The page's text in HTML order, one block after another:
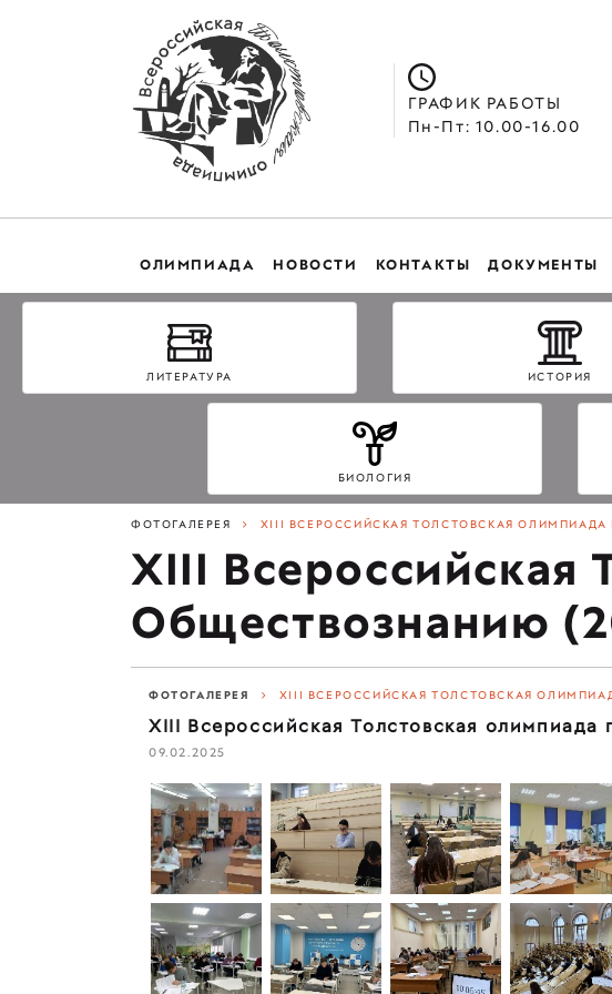
ГРАФИК РАБОТЫ
Пн-Пт: 10.00-16.00
ОЛИМПИАДА НОВОСТИ КОНТАКТЫ ДОКУМЕНТЫ
ЛИТЕРАТУРА ИСТОРИЯ
БИОЛОГИЯ
ФОТОГАЛЕРЕЯ XIII ВСЕРОССИЙСКАЯ ТОЛСТОВСКАЯ
XIII Всероссийская
Обществознанию
ФОТОГАЛЕРЕЯ XIII ВСЕРОССИЙСКАЯ ТОЛСТОВСКАЯ
XIII Всероссийская Толстовская
09.02.2025